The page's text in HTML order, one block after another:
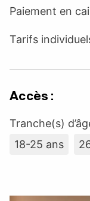
Paiement en
Tarifs
Accès :
Tranche(s)
18-25 ans